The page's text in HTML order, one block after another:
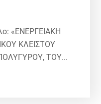
«ΕΝΕΡΓΕΙΑΚΗ
ΚΛΕΙΣΤΟΥ
ΤΟΥ...